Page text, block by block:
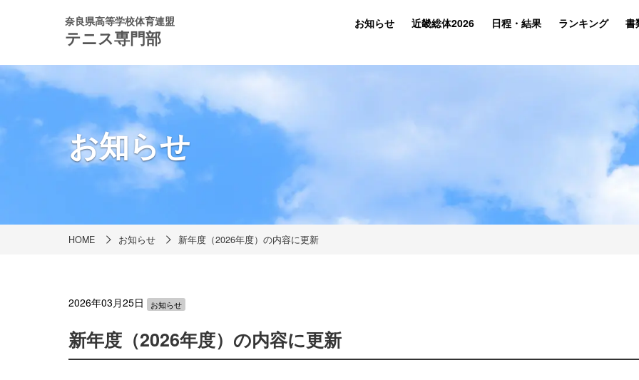
奈良県高等学校体育連盟
テニス専門部
お知らせ 近畿総体2026 日程・結果 ランキング 書
お知らせ
HOME お知らせ 新年度（2026年度）の内容に更新
2026年03月25日 お知らせ
新年度（2026年度）の内容に更新